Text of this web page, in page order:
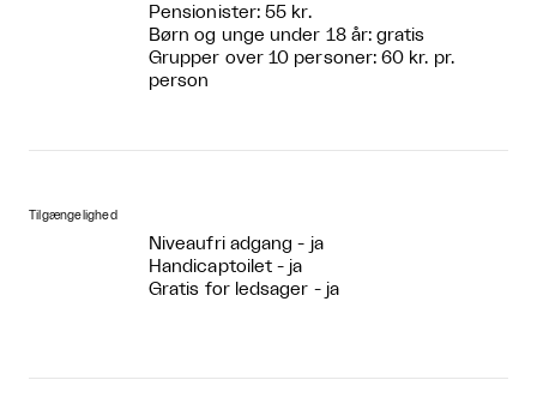
Pensionister: 55 kr.
Børn og unge under 18 år: gratis
Grupper over 10 personer: 60 kr. pr.
person
Tilgængelighed
Niveaufri adgang - ja
Handicaptoilet - ja
Gratis for ledsager - ja